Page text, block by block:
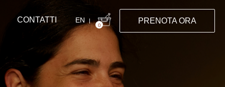
EN |
0
PRENOTA ORA
CONTATTI